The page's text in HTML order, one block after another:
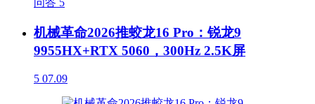
机械革命2026推蛟龙16 Pro：锐龙9
9955HX+RTX 5060，300Hz 2.5K屏
5 07.09